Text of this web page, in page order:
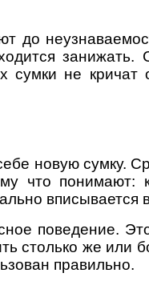
до
занижать.
сумки не
новую сумку.
что понимают:
вписывается
поведение.
столько же или
правильно.